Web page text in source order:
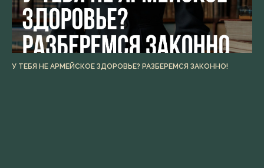
У ТЕБЯ НЕ АРМЕЙСКОЕ ЗДОРОВЬЕ? РАЗБЕРЕМСЯ ЗАКОННО!